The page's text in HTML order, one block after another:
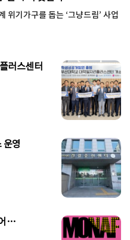
위기가구를 돕는 ‘그냥드림’ 사업
러스센터
운영
…